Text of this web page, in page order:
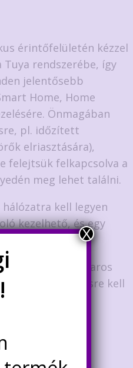
érintőfelületén kézzel
rendszerébe, így
jelentősebb
Home, Home
Önmagában
pl. időzített
elriasztására),
felejtsük felkapcsolva a
meg lehet találni.
kell legyen
kezelhető, és egy
illeszkedik csavaros
rendelkezésre kell
együtt.
X